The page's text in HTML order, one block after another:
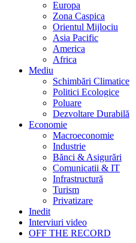
Europa
Zona Caspica
Orientul Mijlociu
Asia Pacific
America
Africa
Mediu
Schimbări Climatice
Politici Ecologice
Poluare
Dezvoltare Durabilă
Economie
Macroeconomie
Industrie
Bănci & Asigurări
Comunicatii & IT
Infrastructură
Turism
Privatizare
Inedit
Interviuri video
OFF THE RECORD